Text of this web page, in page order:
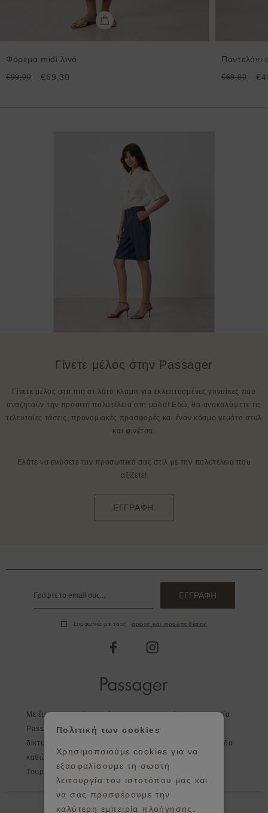
Φόρεμα midi λινό
€99,00 €69,30
Παντελόνι
€69,00
Γίνετε μέλος στην Passager
Γίνετε μέλος στο πιο στιλάτο κλαμπ για εκλεπτυσμένες γυναίκες που
αναζητούν την προσιτή πολυτέλεια στη μόδα! Εδώ, θα ανακαλύψετε τις
τελευταίες τάσεις, προνομιακές προσφορές και έναν κόσμο γεμάτο στυλ
και φινέτσα.
Ελάτε να ενώσετε τον προσωπικό σας στιλ με την πολυτέλεια που
αξίζετε!
ΕΓΓΡΑΦΗ
ΕΓΓΡΑΦΗ
Συμφωνώ με τους όρους και προϋποθέσεις
facebookinstagram
Με έμφαση στη λεπτομέρεια και στην ποιότητα η εταιρεία
Passager, εκτός από τα καταστήματα της, διευρύνει το
δίκτυο της σε επιλεγμένα καταστήματα σε όλη την Ελλάδα
καθώς και στο εξωτερικό - Κύπρος, Αγγλία, Ισπανία,
Τουρκία, Πορτογαλία, Ιρλανδία, Γερμανία.
Βοήθεια
Πολιτική των cookies
Χρησιμοποιούμε cookies για να
εξασφαλίσουμε τη σωστή
λειτουργία του ιστοτόπου μας και
να σας προσφέρουμε την
καλύτερη εμπειρία πλοήγησης.